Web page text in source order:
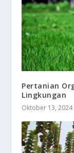
Pertanian
Lingkungan
Oktober 13, 2024